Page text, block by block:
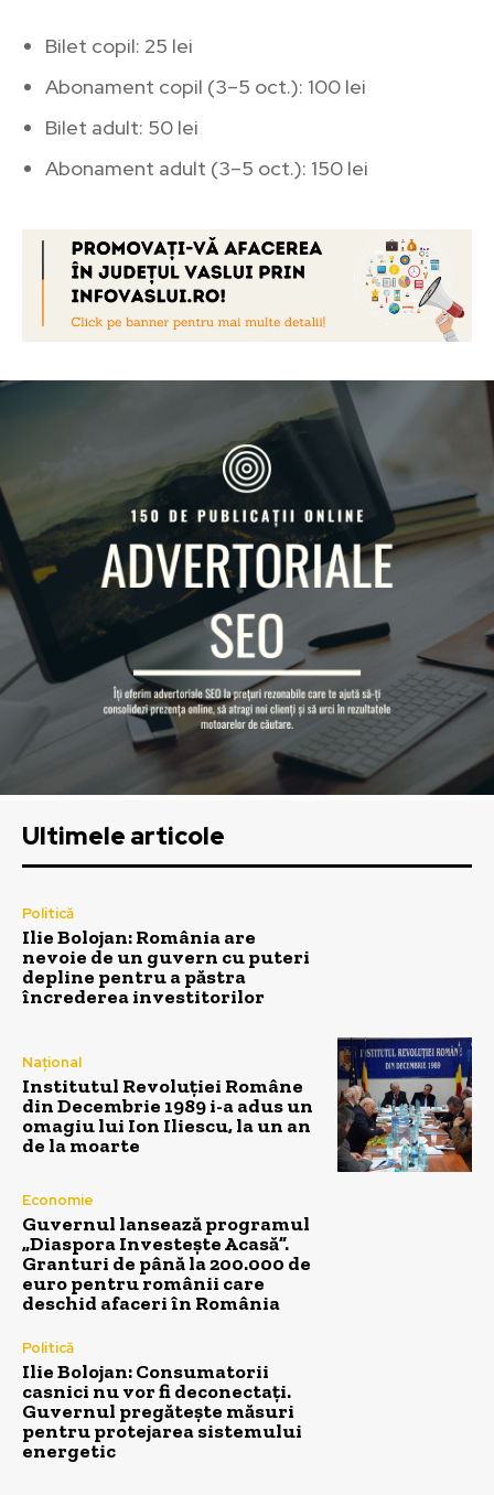
Bilet copil: 25 lei
Abonament copil (3–5 oct.): 100 lei
Bilet adult: 50 lei
Abonament adult (3–5 oct.): 150 lei
Ultimele articole
Politică
Ilie Bolojan: România are
nevoie de un guvern cu puteri
depline pentru a păstra
încrederea investitorilor
Național
Institutul Revoluției Române
din Decembrie 1989 i-a adus un
omagiu lui Ion Iliescu, la un an
de la moarte
Economie
Guvernul lansează programul
„Diaspora Investește Acasă”.
Granturi de până la 200.000 de
euro pentru românii care
deschid afaceri în România
Politică
Ilie Bolojan: Consumatorii
casnici nu vor fi deconectați.
Guvernul pregătește măsuri
pentru protejarea sistemului
energetic